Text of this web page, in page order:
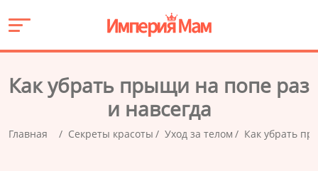
Как убрать прыщи на попе раз
и навсегда
Главная Секреты красоты Уход за телом Как убрать